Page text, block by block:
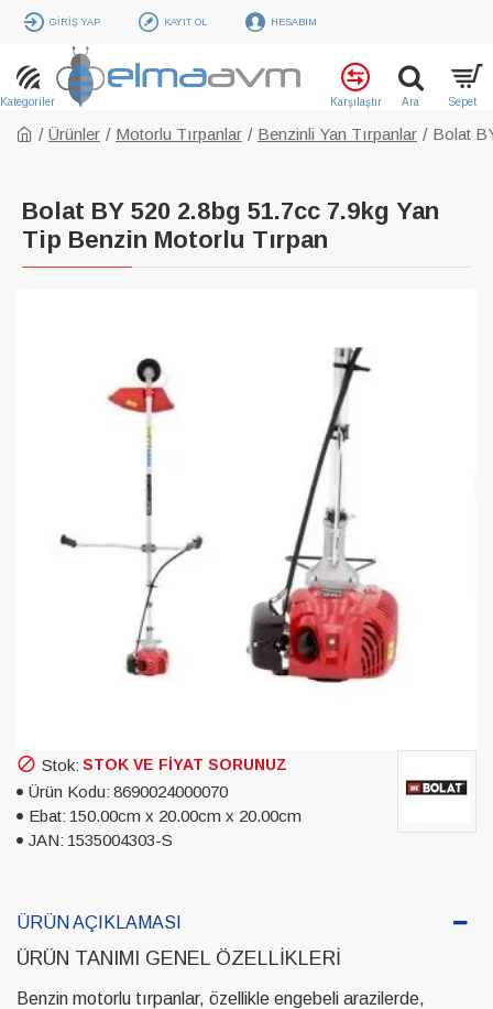
GIRIŞ YAP KAYIT OL HESABIM
Ürünler Motorlu Tırpanlar Benzinli Yan Tırpanlar Bolat
Bolat BY 520 2.8bg 51.7cc 7.9kg Yan
Tip Benzin Motorlu Tırpan
Stok: STOK VE FIYAT SORUNUZ
Ürün Kodu: 8690024000070
Ebat: 150.00cm x 20.00cm x 20.00cm
JAN: 1535004303-S
ÜRÜN AÇIKLAMASI
ÜRÜN TANIMI GENEL ÖZELLIKLERI
Benzin motorlu tırpanlar, özellikle engebeli arazilerde,